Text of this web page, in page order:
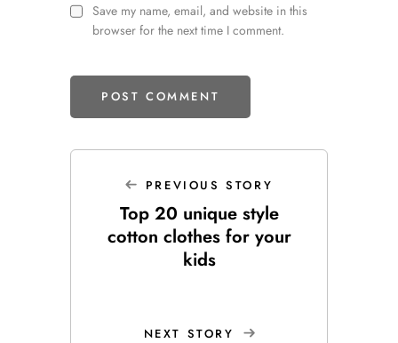
Save my name, email, and website in this
browser for the next time I comment.
PREVIOUS STORY
Top 20 unique style
cotton clothes for your
kids
NEXT STORY